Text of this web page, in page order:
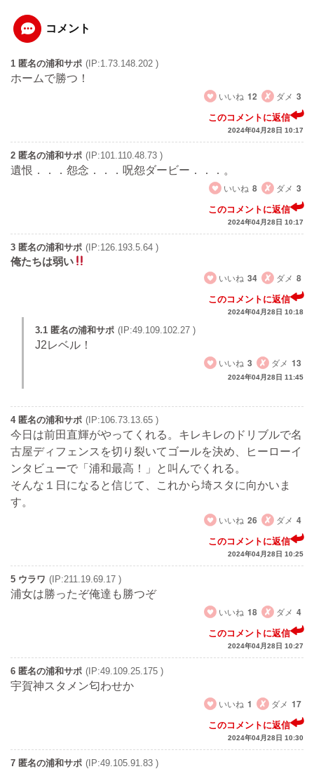
コメント
1 匿名の浦和サポ (IP:1.73.148.202 )
ホームで勝つ！
いいね 12 ダメ 3
このコメントに返信
2024年04月28日 10:17
2 匿名の浦和サポ (IP:101.110.48.73 )
遺恨．．．怨念．．．呪怨ダービー．．．。
いいね 8 ダメ 3
このコメントに返信
2024年04月28日 10:17
3 匿名の浦和サポ (IP:126.193.5.64 )
俺たちは弱い
いいね 34 ダメ 8
このコメントに返信
2024年04月28日 10:18
3.1 匿名の浦和サポ (IP:49.109.102.27 )
J2レベル！
いいね 3 ダメ 13
2024年04月28日 11:45
4 匿名の浦和サポ (IP:106.73.13.65 )
今日は前田直輝がやってくれる。キレキレのドリブルで名
古屋ディフェンスを切り裂いてゴールを決め、ヒーローイ
ンタビューで「浦和最高！」と叫んでくれる。
そんな１日になると信じて、これから埼スタに向かいま
す。
いいね 26 ダメ 4
このコメントに返信
2024年04月28日 10:25
5 ウラワ (IP:211.19.69.17 )
浦女は勝ったぞ俺達も勝つぞ
いいね 18 ダメ 4
このコメントに返信
2024年04月28日 10:27
6 匿名の浦和サポ (IP:49.109.25.175 )
宇賀神スタメン匂わせか
いいね 1 ダメ 17
このコメントに返信
2024年04月28日 10:30
7 匿名の浦和サポ (IP:49.105.91.83 )